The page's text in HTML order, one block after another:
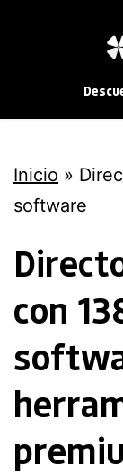
Inicio »
software
con